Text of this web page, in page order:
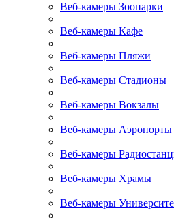
Веб-камеры Зоопарки
Веб-камеры Кафе
Веб-камеры Пляжи
Веб-камеры Стадионы
Веб-камеры Вокзалы
Веб-камеры Аэропорты
Веб-камеры
Веб-камеры Храмы
Веб-камеры